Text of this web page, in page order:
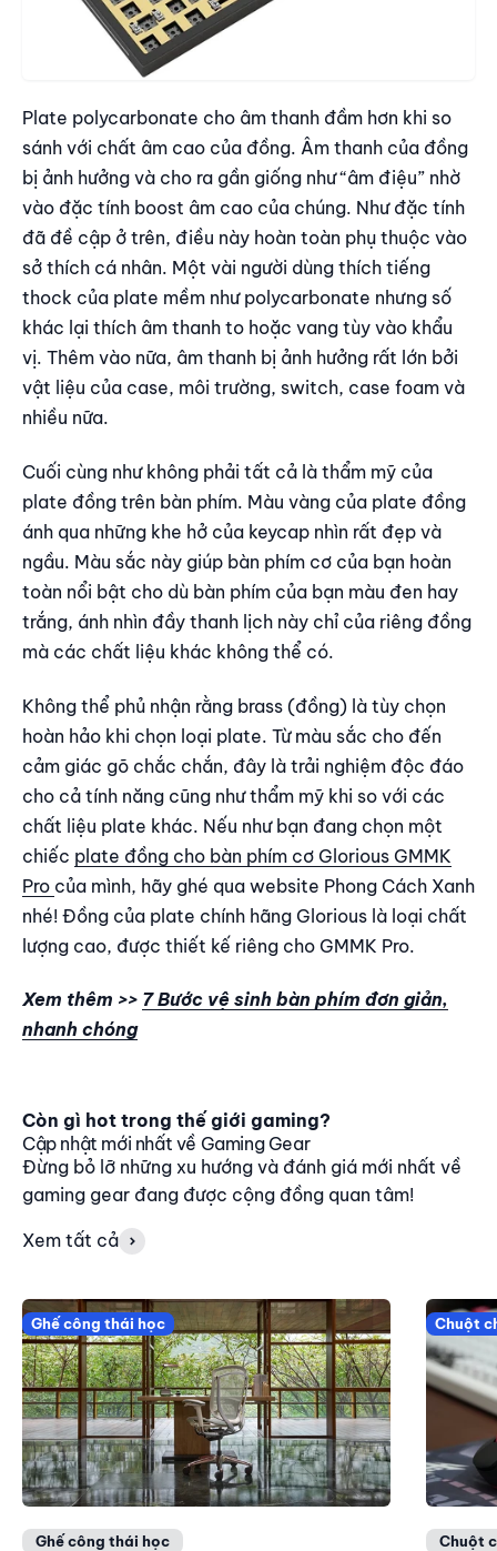
Plate polycarbonate cho âm thanh đầm hơn khi so
sánh với chất âm cao của đồng. Âm thanh của đồng
bị ảnh hưởng và cho ra gần giống như “âm điệu” nhờ
vào đặc tính boost âm cao của chúng. Như đặc tính
đã đề cập ở trên, điều này hoàn toàn phụ thuộc vào
sở thích cá nhân. Một vài người dùng thích tiếng
thock của plate mềm như polycarbonate nhưng số
khác lại thích âm thanh to hoặc vang tùy vào khẩu
vị. Thêm vào nữa, âm thanh bị ảnh hưởng rất lớn bởi
vật liệu của case, môi trường, switch, case foam và
nhiều nữa.
Cuối cùng như không phải tất cả là thẩm mỹ của
plate đồng trên bàn phím. Màu vàng của plate đồng
ánh qua những khe hở của keycap nhìn rất đẹp và
ngầu. Màu sắc này giúp bàn phím cơ của bạn hoàn
toàn nổi bật cho dù bàn phím của bạn màu đen hay
trắng, ánh nhìn đầy thanh lịch này chỉ của riêng đồng
mà các chất liệu khác không thể có.
Không thể phủ nhận rằng brass (đồng) là tùy chọn
hoàn hảo khi chọn loại plate. Từ màu sắc cho đến
cảm giác gõ chắc chắn, đây là trải nghiệm độc đáo
cho cả tính năng cũng như thẩm mỹ khi so với các
chất liệu plate khác. Nếu như bạn đang chọn một
chiếc plate đồng cho bàn phím cơ Glorious GMMK
Pro của mình, hãy ghé qua website Phong Cách Xanh
nhé! Đồng của plate chính hãng Glorious là loại chất
lượng cao, được thiết kế riêng cho GMMK Pro.
Xem thêm >> 7 Bước vệ sinh bàn phím đơn giản,
nhanh chóng
Còn gì hot trong thế giới gaming?
Cập nhật mới nhất về Gaming Gear
Đừng bỏ lỡ những xu hướng và đánh giá mới nhất về
gaming gear đang được cộng đồng quan tâm!
Xem tất cả
Ghế công thái học
Ghế công thái học
Chuột
Chuột